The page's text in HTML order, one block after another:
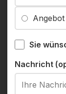
Sie
Nachricht